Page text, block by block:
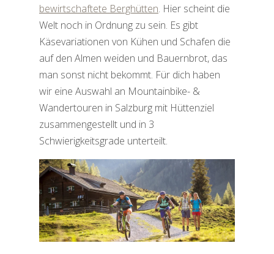
bewirtschaftete Berghütten. Hier scheint die
Welt noch in Ordnung zu sein. Es gibt
Käsevariationen von Kühen und Schafen die
auf den Almen weiden und Bauernbrot, das
man sonst nicht bekommt. Für dich haben
wir eine Auswahl an Mountainbike- &
Wandertouren in Salzburg mit Hüttenziel
zusammengestellt und in 3
Schwierigkeitsgrade unterteilt.